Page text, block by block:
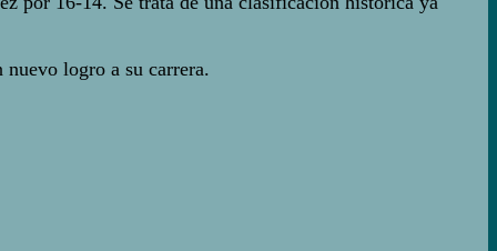
nuevo logro a su carrera.